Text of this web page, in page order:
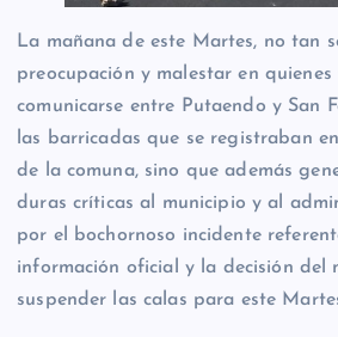
La mañana de este Martes, no tan
preocupación y malestar en
comunicarse entre Putaendo y San
las barricadas que se registraban
de la comuna, sino que además
duras críticas al municipio y al
por el bochornoso incidente
información oficial y la decisión del
suspender las calas para este